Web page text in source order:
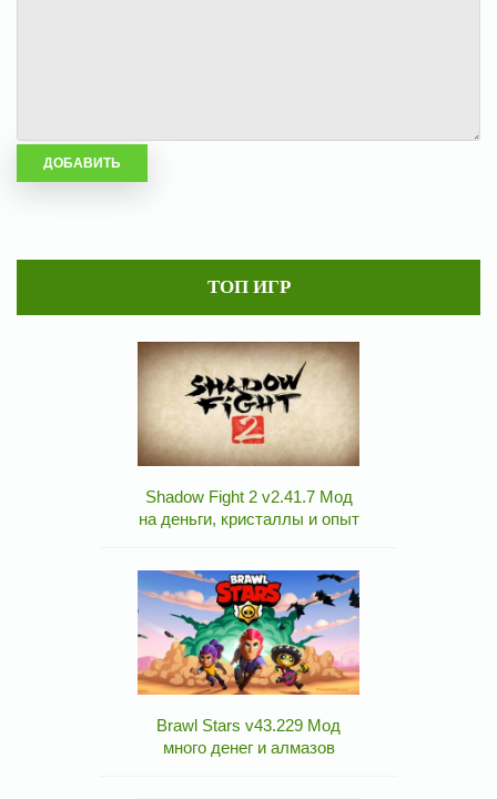
ТОП ИГР
Shadow Fight 2 v2.41.7 Мод
на деньги, кристаллы и опыт
Brawl Stars v43.229 Мод
много денег и алмазов